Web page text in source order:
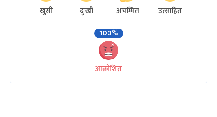
खुसी दुःखी अचम्मित
उत्साहित
100%
आक्रोशित